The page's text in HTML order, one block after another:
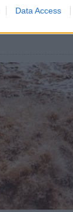
Data Access
Μυστρά